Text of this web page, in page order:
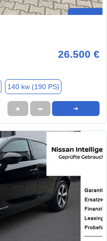
26.500 €
140 kw (190 PS)
★ ➦ ➜